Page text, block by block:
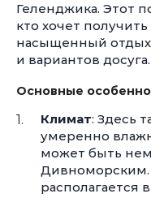
Геленджика. Этот
кто хочет
насыщенный
и вариантов досуга.
Основные
Климат: Здесь
умеренно
может быть
располагается